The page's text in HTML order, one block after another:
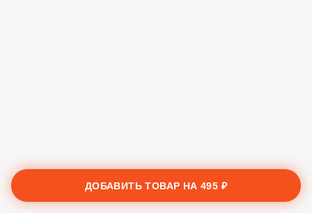
ДОБАВИТЬ ТОВАР НА495 ₽